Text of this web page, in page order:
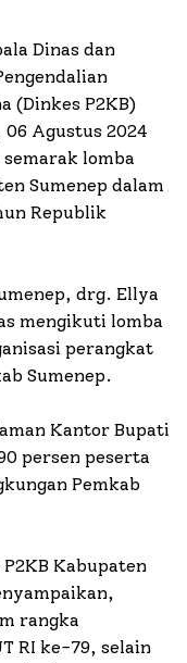
Dinas dan
(Dinkes P2KB)
06 Agustus 2024
lomba
Sumenep dalam
Republik
drg. Ellya
mengikuti lomba
perangkat
Sumenep.
Kantor Bupati
persen peserta
Pemkab
Kabupaten
rangka
RI ke-79, selain